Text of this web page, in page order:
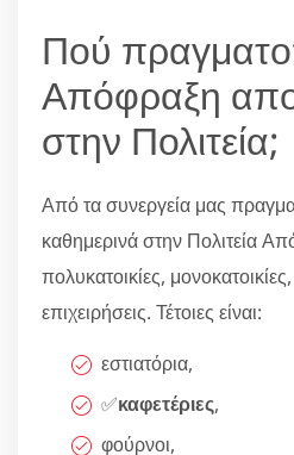
Πού
Απόφραξη
στην Πολιτεία;
Από τα συνεργεία μας
καθημερινά στην Πολιτεία
πολυκατοικίες,
επιχειρήσεις. Τέτοιες είναι:
εστιατόρια,
✅καφετέριες,
φούρνοι,